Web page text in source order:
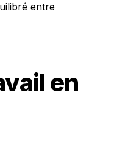
entre
en